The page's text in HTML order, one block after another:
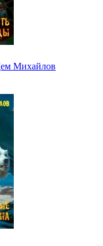
Михайлов